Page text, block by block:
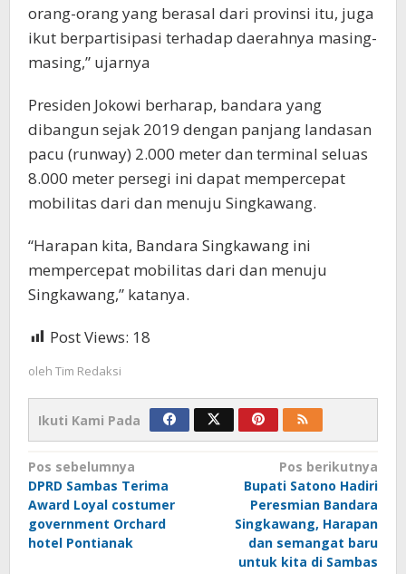
orang-orang yang berasal dari provinsi itu, juga
ikut berpartisipasi terhadap daerahnya masing-
masing,” ujarnya
Presiden Jokowi berharap, bandara yang
dibangun sejak 2019 dengan panjang landasan
pacu (runway) 2.000 meter dan terminal seluas
8.000 meter persegi ini dapat mempercepat
mobilitas dari dan menuju Singkawang.
“Harapan kita, Bandara Singkawang ini
mempercepat mobilitas dari dan menuju
Singkawang,” katanya.
Post Views: 18
oleh Tim Redaksi
Ikuti Kami Pada
Navigasi
pos
Pos sebelumnya
DPRD Sambas Terima
Award Loyal costumer
government Orchard
hotel Pontianak
Pos berikutnya
Bupati Satono Hadiri
Peresmian Bandara
Singkawang, Harapan
dan semangat baru
untuk kita di Sambas